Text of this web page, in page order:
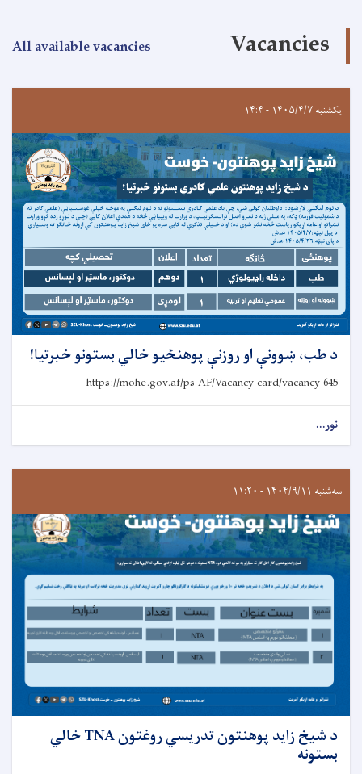
Vacancies
All available vacancies
یکشنبه ۱۴۰۵/۴/۷ - ۱۴:۴
د طب، ښوونې او روزنې پوهنځيو خالي بستونو خبرتيا!
https://mohe.gov.af/ps-AF/Vacancy-card/vacancy-645
نور...
سه‌شنبه ۱۴۰۴/۹/۱۱ - ۱۱:۲۰
د شیخ زايد پوهنتون تدریسي روغتون TNA خالي
بستونه